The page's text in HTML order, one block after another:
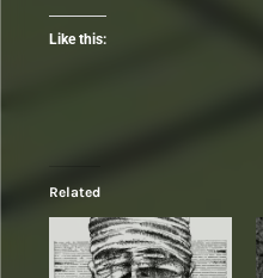
Like this:
Related